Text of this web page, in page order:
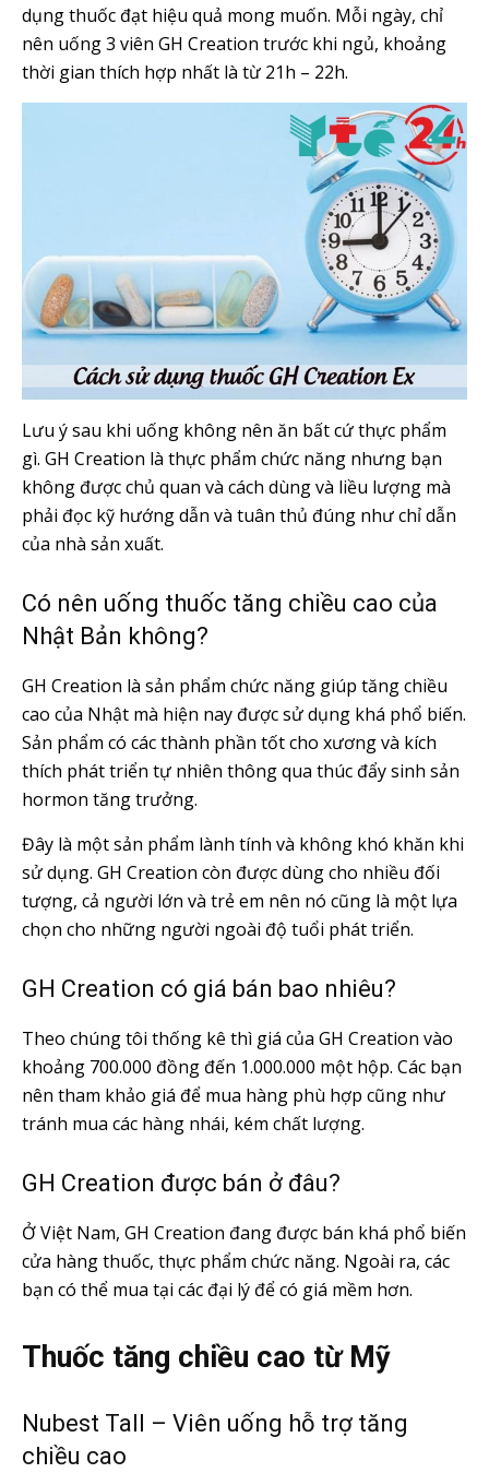
dụng thuốc đạt hiệu quả mong muốn. Mỗi ngày, chỉ
nên uống 3 viên GH Creation trước khi ngủ, khoảng
thời gian thích hợp nhất là từ 21h – 22h.
Lưu ý sau khi uống không nên ăn bất cứ thực phẩm
gì. GH Creation là thực phẩm chức năng nhưng bạn
không được chủ quan và cách dùng và liều lượng mà
phải đọc kỹ hướng dẫn và tuân thủ đúng như chỉ dẫn
của nhà sản xuất.
Có nên uống thuốc tăng chiều cao của
Nhật Bản không?
GH Creation là sản phẩm chức năng giúp tăng chiều
cao của Nhật mà hiện nay được sử dụng khá phổ biến.
Sản phẩm có các thành phần tốt cho xương và kích
thích phát triển tự nhiên thông qua thúc đẩy sinh sản
hormon tăng trưởng.
Đây là một sản phẩm lành tính và không khó khăn khi
sử dụng. GH Creation còn được dùng cho nhiều đối
tượng, cả người lớn và trẻ em nên nó cũng là một lựa
chọn cho những người ngoài độ tuổi phát triển.
GH Creation có giá bán bao nhiêu?
Theo chúng tôi thống kê thì giá của GH Creation vào
khoảng 700.000 đồng đến 1.000.000 một hộp. Các bạn
nên tham khảo giá để mua hàng phù hợp cũng như
tránh mua các hàng nhái, kém chất lượng.
GH Creation được bán ở đâu?
Ở Việt Nam, GH Creation đang được bán khá phổ biến
cửa hàng thuốc, thực phẩm chức năng. Ngoài ra, các
bạn có thể mua tại các đại lý để có giá mềm hơn.
Thuốc tăng chiều cao từ Mỹ
Nubest Tall – Viên uống hỗ trợ tăng
chiều cao